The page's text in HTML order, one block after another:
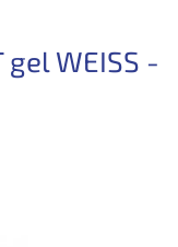
gel WEISS -